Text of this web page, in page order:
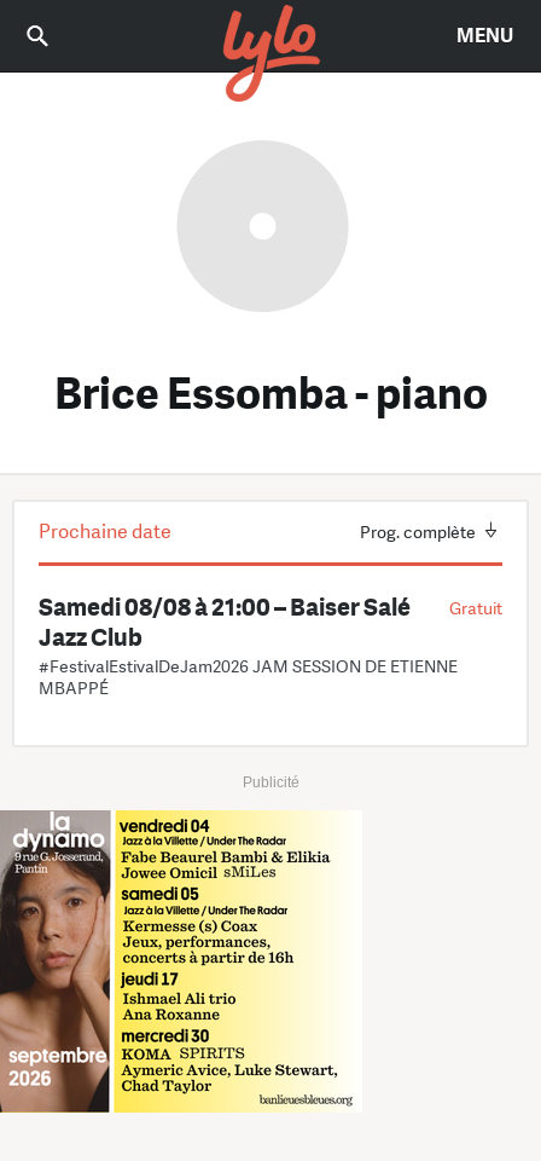
MENU
Brice Essomba - piano
Prochaine date Prog. complète
Gratuit
Samedi 08/08 à 21:00 – Baiser Salé
Jazz Club
#FestivalEstivalDeJam2026 JAM SESSION DE ETIENNE
MBAPPÉ
Publicité